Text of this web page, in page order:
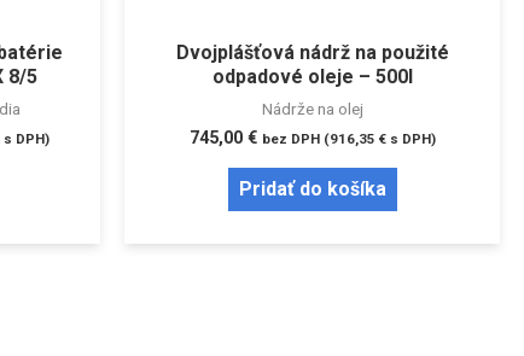
8/5
s DPH)
Dvojplášťová nádrž na použité
odpadové oleje – 500l
Nádrže na olej
745,00 € bez DPH (916,35 €s DPH)
Pridať do košíka